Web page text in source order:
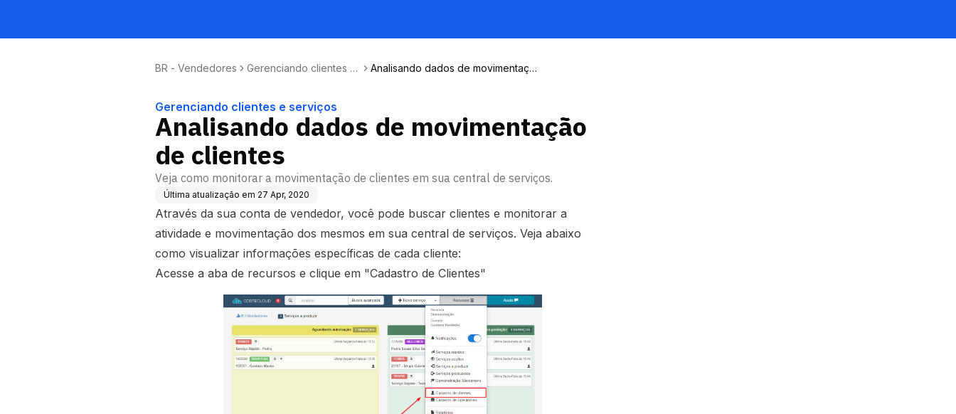
BR - Vendedores
Gerenciando clientes e
Analisando dados de movimentação
Gerenciando clientes e serviços
Analisando dados de movimentação
de clientes
Veja como monitorar a movimentação de clientes em sua central de serviços.
Última atualização em 27 Apr, 2020
Através da sua conta de vendedor, você pode buscar clientes e monitorar a
atividade e movimentação dos mesmos em sua central de serviços. Veja abaixo
como visualizar informações específicas de cada cliente:
Acesse a aba de recursos e clique em "Cadastro de Clientes"